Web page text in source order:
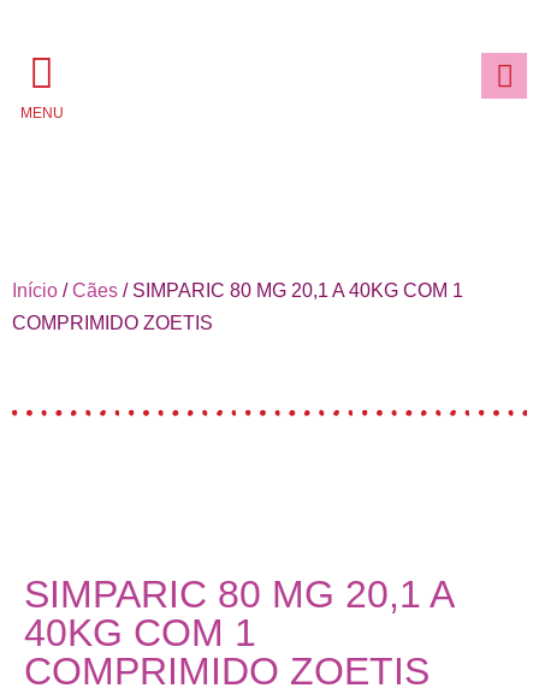
MENU
Início /Cães / SIMPARIC 80 MG 20,1 A 40KG COM 1
COMPRIMIDO ZOETIS
SIMPARIC 80 MG 20,1 A
40KG COM 1
COMPRIMIDO ZOETIS